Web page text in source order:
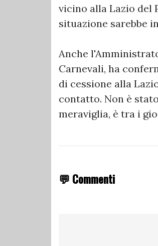
vicino alla Lazio del
situazione sarebbe
Anche
Carnevali, ha
di cessione alla
contatto. Non è
meraviglia, è tra i
💬 Commenti